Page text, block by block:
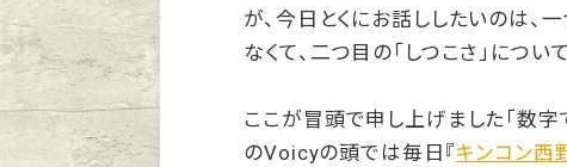
が、今日とくにお話ししたいのは、
なくて、二つ目の「しつこさ」につい
ここが冒頭で申し上げました「数
のVoicyの頭では毎日『キンコン西